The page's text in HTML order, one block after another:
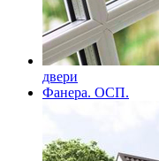
двери
Фанера. ОСП.